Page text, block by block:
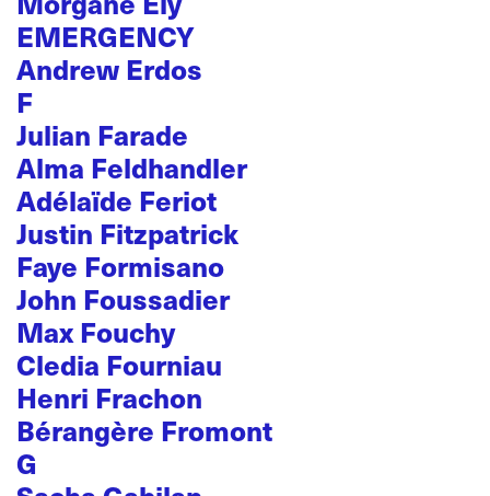
EMERGENCY
Andrew Erdos
F
Julian Farade
Alma Feldhandler
Adélaïde Feriot
Justin Fitzpatrick
Faye Formisano
John Foussadier
Max Fouchy
Cledia Fourniau
Henri Frachon
Bérangère Fromont
G